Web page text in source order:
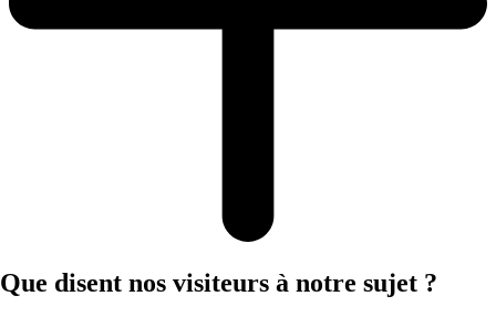
Que disent nos visiteurs à notre sujet ?